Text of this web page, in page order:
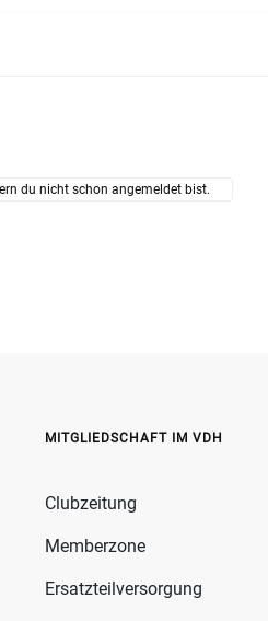
du nicht schon angemeldet bist.
MITGLIEDSCHAFT IM VDH
Clubzeitung
Memberzone
Ersatzteilversorgung